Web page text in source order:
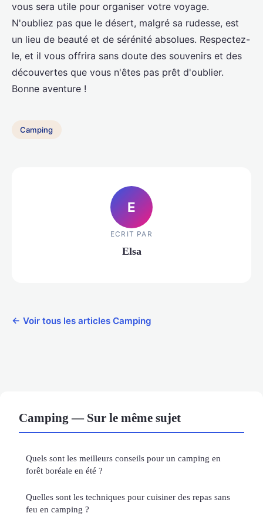
vous sera utile pour organiser votre voyage.
N'oubliez pas que le désert, malgré sa rudesse, est
un lieu de beauté et de sérénité absolues. Respectez-
le, et il vous offrira sans doute des souvenirs et des
découvertes que vous n'êtes pas prêt d'oublier.
Bonne aventure !
Camping
E
ECRIT PAR
Elsa
← Voir tous les articles Camping
Camping — Sur le même sujet
Quels sont les meilleurs conseils pour un camping en
forêt boréale en été ?
Quelles sont les techniques pour cuisiner des repas sans
feu en camping ?